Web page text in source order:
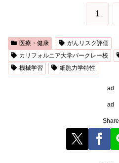
1
医療・健康
がんリスク評価
カリフォルニア大学バークレー校
機械学習
細胞力学特性
ad
ad
Share